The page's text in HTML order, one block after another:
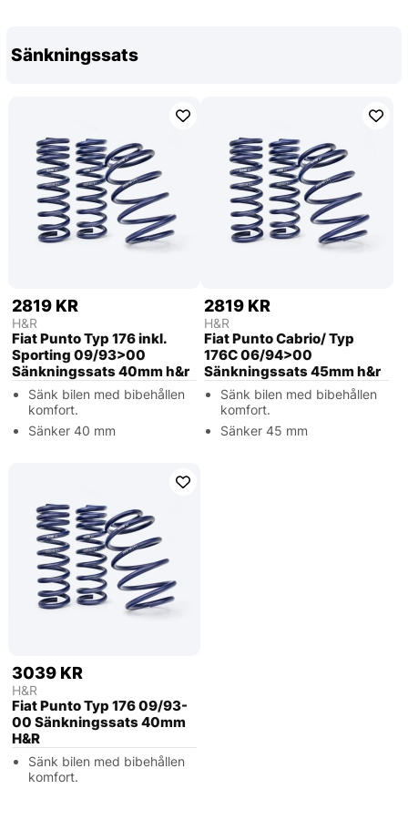
Sänkningssats
2819 KR
H&R
Fiat Punto Typ 176 inkl.
Sporting 09/93>00
Sänkningssats 40mm h&r
Sänk bilen med bibehållen
komfort.
Sänker 40 mm
2819 KR
H&R
Fiat Punto Cabrio/ Typ
176C 06/94>00
Sänkningssats 45mm h&r
Sänk bilen med bibehållen
komfort.
Sänker 45 mm
3039 KR
H&R
Fiat Punto Typ 176 09/93-
00 Sänkningssats 40mm
H&R
Sänk bilen med bibehållen
komfort.